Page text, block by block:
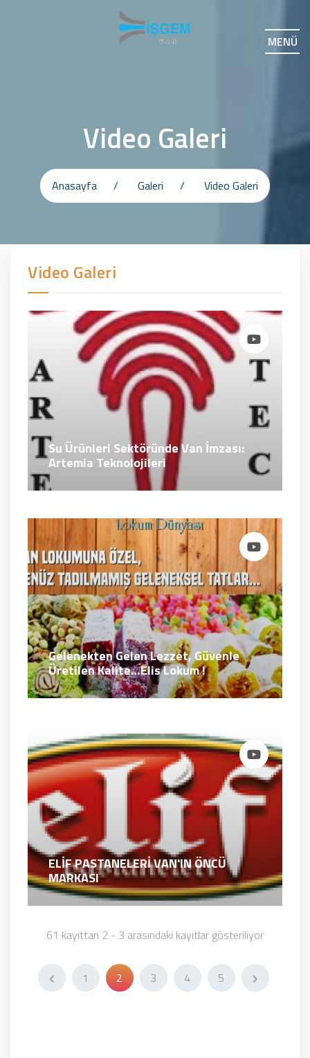
MENÜ
Video Galeri
Anasayfa Galeri Video Galeri
Video Galeri
Su Ürünleri Sektöründe Van İmzası:
Artemia Teknolojileri
Gelenekten Gelen Lezzet, Güvenle
Üretilen Kalite…Elis Lokum !
ELİF PASTANELERİ VAN'IN ÖNCÜ
MARKASI
61 kayıttan 2 - 3 arasındaki kayıtlar gösteriliyor
1 2 3 4 5